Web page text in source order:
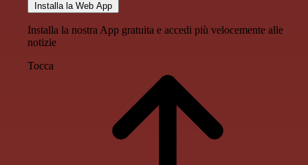
Installa la Web App
Installa la nostra App gratuita e accedi più velocemente alle
notizie
Tocca